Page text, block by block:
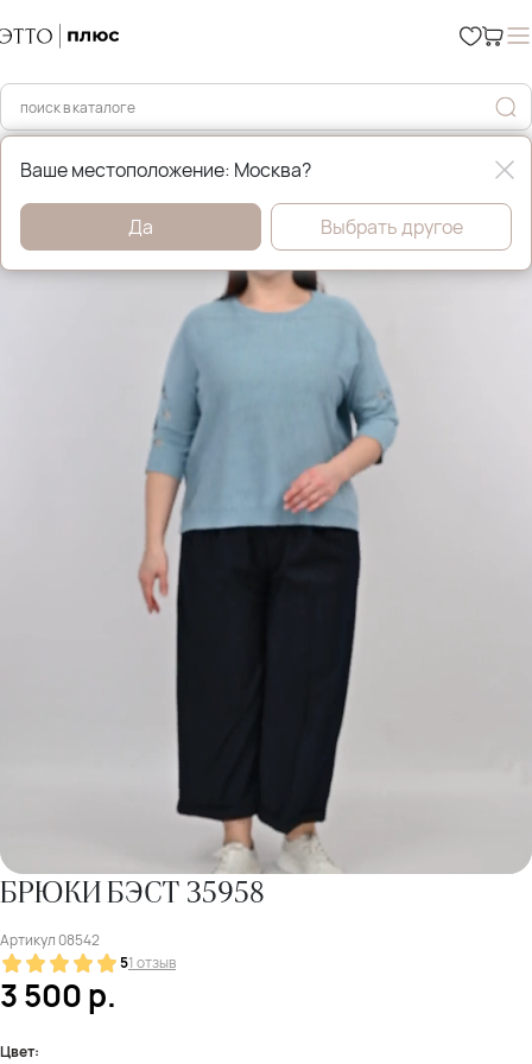
Главная Брюки и джинсы
БРЮКИ БЭСТ 35958
Артикул 08542
51 отзыв
3 500р.
Цвет:
Ваше местоположение: Москва?
Да Выбрать другое